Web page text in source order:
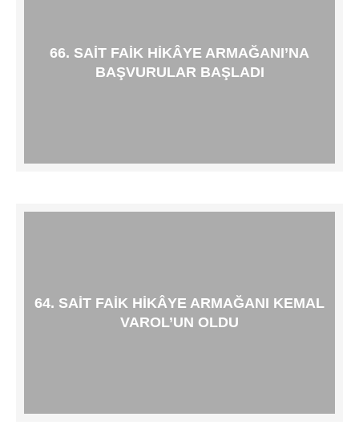
66. SAIT FAIK HIKÂYE ARMAĞANI’NA
BAŞVURULAR BAŞLADI
64. SAIT FAIK HIKÂYE ARMAĞANI KEMAL
VAROL’UN OLDU